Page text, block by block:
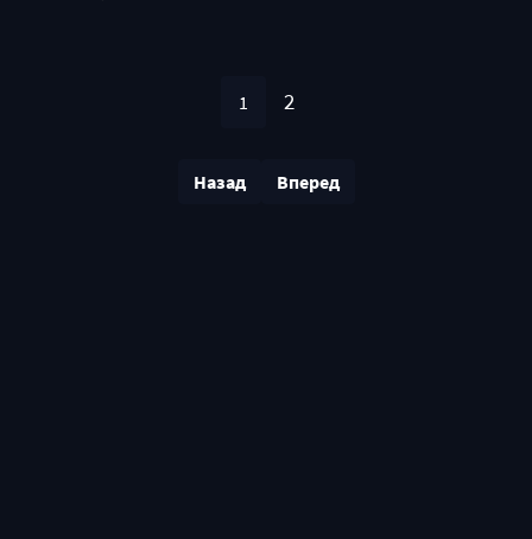
1 2
Назад Вперед